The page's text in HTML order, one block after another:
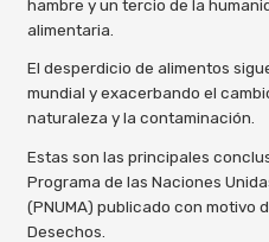
hambre y un tercio de la
alimentaria.
El desperdicio de alimentos
mundial y exacerbando el
naturaleza y la contaminación.
Estas son las principales
Programa de las Naciones
(PNUMA) publicado con motivo
Desechos.